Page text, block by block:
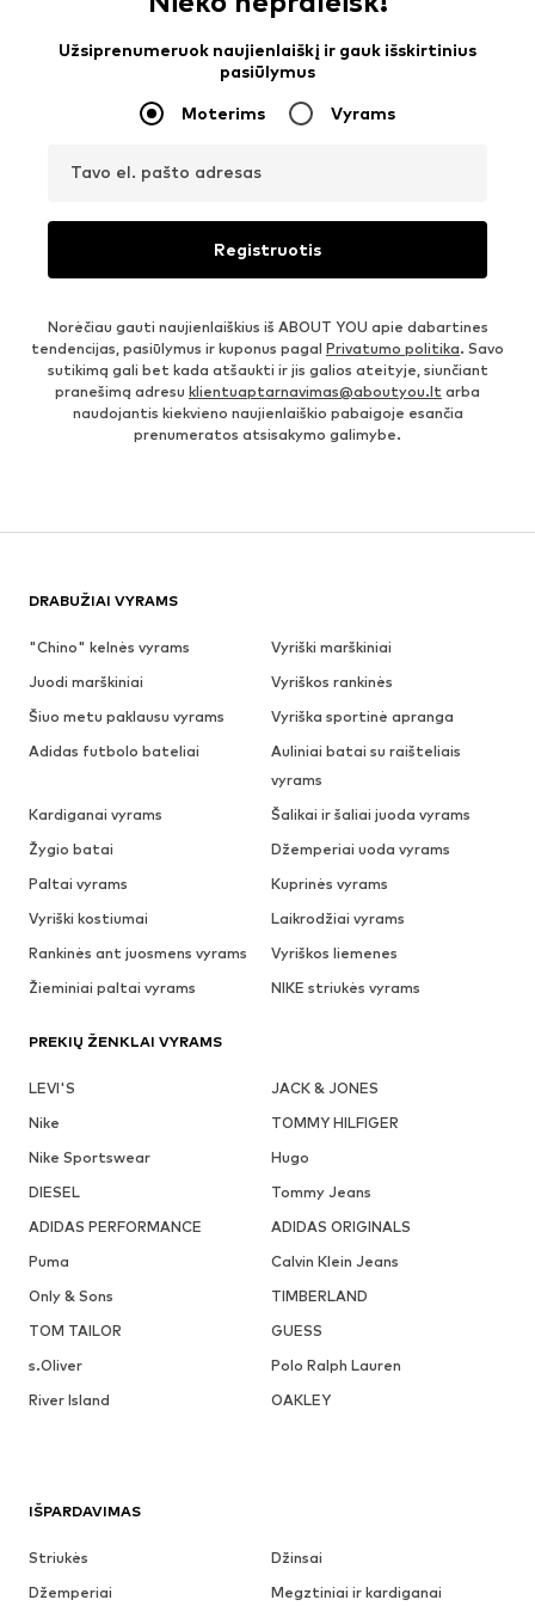
Užsiprenumeruok naujienlaiškį ir gauk išskirtinius
pasiūlymus
Moterims Vyrams
Tavo el. pašto adresas
Registruotis
Norėčiau gauti naujienlaiškius iš ABOUT YOU apie dabartines
tendencijas, pasiūlymus ir kuponus pagal Privatumo politika. Savo
sutikimą gali bet kada atšaukti ir jis galios ateityje, siunčiant
pranešimą adresu klientuaptarnavimas@aboutyou.lt arba
naudojantis kiekvieno naujienlaiškio pabaigoje esančia
prenumeratos atsisakymo galimybe.
DRABUŽIAI VYRAMS
"Chino" kelnės vyrams
Vyriški marškiniai
Juodi marškiniai
Vyriškos rankinės
Šiuo metu paklausu vyrams
Vyriška sportinė apranga
Adidas futbolo bateliai
Auliniai batai su raišteliais
vyrams
Kardiganai vyrams
Šalikai ir šaliai juoda vyrams
Žygio batai
Džemperiai uoda vyrams
Paltai vyrams
Kuprinės vyrams
Vyriški kostiumai
Laikrodžiai vyrams
Rankinės ant juosmens vyrams
Vyriškos liemenes
Žieminiai paltai vyrams
NIKE striukės vyrams
PREKIŲ ŽENKLAI VYRAMS
LEVI'S
JACK & JONES
Nike
TOMMY HILFIGER
Nike Sportswear
Hugo
DIESEL
Tommy Jeans
ADIDAS PERFORMANCE
ADIDAS ORIGINALS
Puma
Calvin Klein Jeans
Only & Sons
TIMBERLAND
TOM TAILOR
GUESS
s.Oliver
Polo Ralph Lauren
River Island
OAKLEY
IŠPARDAVIMAS
Striukės
Džinsai
Džemperiai
Megztiniai ir kardiganai